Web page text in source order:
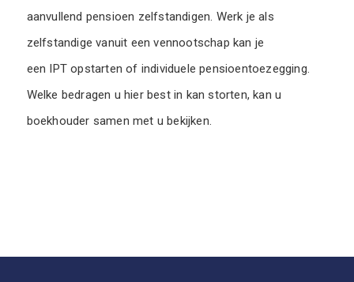
aanvullend pensioen zelfstandigen. Werk je als
zelfstandige vanuit een vennootschap kan je
een IPT opstarten of individuele pensioentoezegging.
Welke bedragen u hier best in kan storten, kan u
boekhouder samen met u bekijken.